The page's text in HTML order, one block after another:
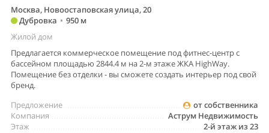
Москва, Новоостаповская улица, 20
Дубровка • 950 м
Жилой дом
Предлагается коммерческое помещение под фитнес-центр с
бассейном площадью 2844.4 м на 2-м этаже ЖКА HighWay.
Помещение без отделки - вы сможете создать интерьер под свой
бренд.
от собственника
Предложение
Аструм Недвижимость
Компания
2-й этаж из 23
Этаж